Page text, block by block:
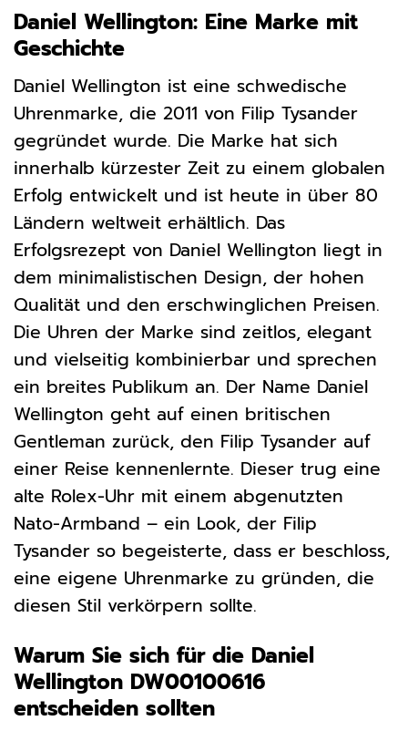
Daniel Wellington: Eine Marke mit
Geschichte
Daniel Wellington ist eine schwedische
Uhrenmarke, die 2011 von Filip Tysander
gegründet wurde. Die Marke hat sich
innerhalb kürzester Zeit zu einem globalen
Erfolg entwickelt und ist heute in über 80
Ländern weltweit erhältlich. Das
Erfolgsrezept von Daniel Wellington liegt in
dem minimalistischen Design, der hohen
Qualität und den erschwinglichen Preisen.
Die Uhren der Marke sind zeitlos, elegant
und vielseitig kombinierbar und sprechen
ein breites Publikum an. Der Name Daniel
Wellington geht auf einen britischen
Gentleman zurück, den Filip Tysander auf
einer Reise kennenlernte. Dieser trug eine
alte Rolex-Uhr mit einem abgenutzten
Nato-Armband – ein Look, der Filip
Tysander so begeisterte, dass er beschloss,
eine eigene Uhrenmarke zu gründen, die
diesen Stil verkörpern sollte.
Warum Sie sich für die Daniel
Wellington DW00100616
entscheiden sollten